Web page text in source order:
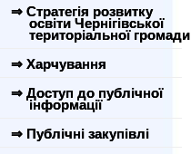
⇒ Стратегія розвитку
освіти Чернігівської
територіальної громади
⇒ Харчування
⇒ Доступ до публічної
інформації
⇒ Публічні закупівлі